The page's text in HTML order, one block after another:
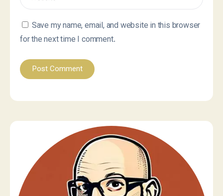
Save my name, email, and website in this browser
for the next time I comment.